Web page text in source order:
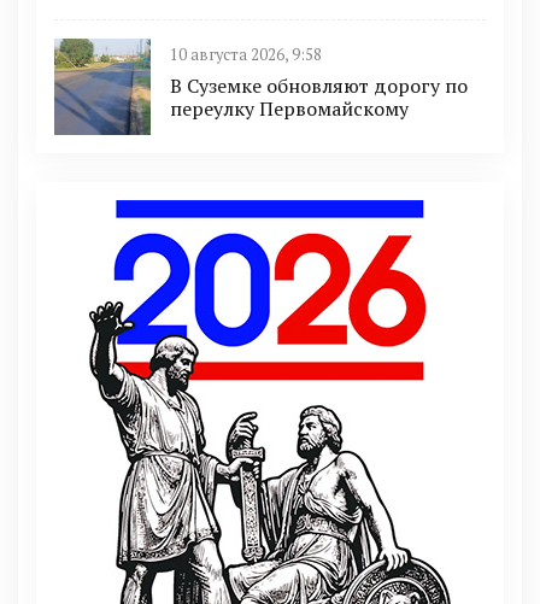
10 августа 2026, 9:58
В Суземке обновляют дорогу по
переулку Первомайскому